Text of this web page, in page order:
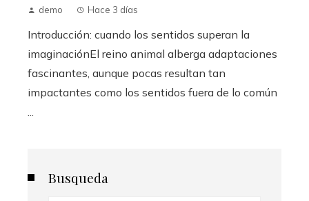
demo Hace 3 días
Introducción: cuando los sentidos superan la
imaginaciónEl reino animal alberga adaptaciones
fascinantes, aunque pocas resultan tan
impactantes como los sentidos fuera de lo común
Busqueda